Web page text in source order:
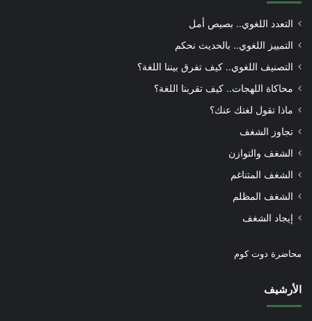
التعدد اللغوي.. بصيص أمل
التمييز اللغوي.. بالحديث نحكم
التصنيف اللغوي.. كيف تفرق بيننا اللغة؟
محاكاة اللهجات.. كيف تقربنا اللغة؟
ماذا تقول لغتك عنك؟
تجاوز الشغف
الشغف والتوازن
الشغف المتناغم
الشغف المظلم
إيجاد الشغف
محاضرة دوت كوم
الأرشيف